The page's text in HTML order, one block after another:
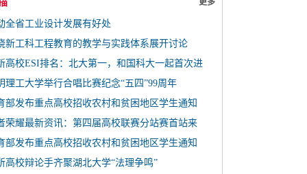
大学2023年招聘博士后启事
更多
全省工业设计发展有好处
新工科工程教育的教学与实践体系展开讨论
高校ESI排名：北大第一，和国科大一起首次进
理工大学举行合唱比赛纪念“五四”99周年
部发布重点高校招收农村和贫困地区学生通知
荣耀最新资讯：第四届高校联赛分站赛首站来
部发布重点高校招收农村和贫困地区学生通知
高校辩论手齐聚湖北大学“法理争鸣”